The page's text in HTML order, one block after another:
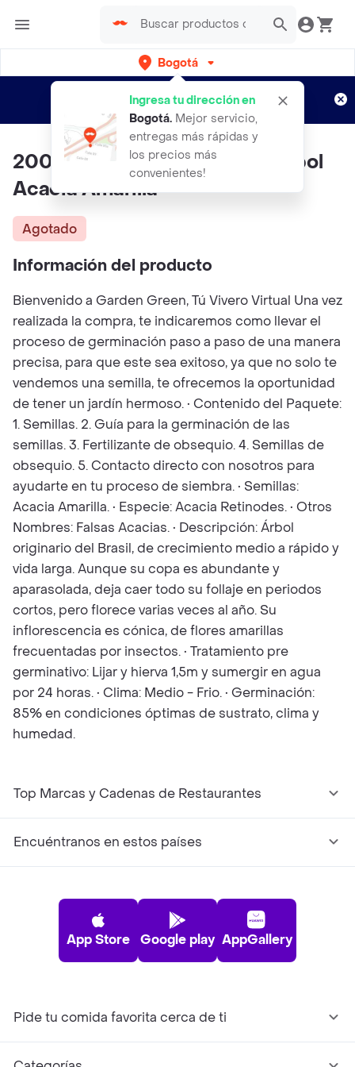
Bogotá
Ingresa tu dirección en
Bogotá. Mejor servicio,
entregas más rápidas y
los precios más
convenientes!
envíos gratis por semanas
Aplican TyC
200 Semillas Orgánicas De Árbol
Acacia Amarilla
Agotado
Información del producto
Bienvenido a Garden Green, Tú Vivero Virtual Una vez
realizada la compra, te indicaremos como llevar el
proceso de germinación paso a paso de una manera
precisa, para que este sea exitoso, ya que no solo te
vendemos una semilla, te ofrecemos la oportunidad
de tener un jardín hermoso. • Contenido del Paquete:
1. Semillas. 2. Guía para la germinación de las
semillas. 3. Fertilizante de obsequio. 4. Semillas de
obsequio. 5. Contacto directo con nosotros para
ayudarte en tu proceso de siembra. • Semillas:
Acacia Amarilla. • Especie: Acacia Retinodes. • Otros
Nombres: Falsas Acacias. • Descripción: Árbol
originario del Brasil, de crecimiento medio a rápido y
vida larga. Aunque su copa es abundante y
aparasolada, deja caer todo su follaje en periodos
cortos, pero florece varias veces al año. Su
inflorescencia es cónica, de flores amarillas
frecuentadas por insectos. • Tratamiento pre
germinativo: Lijar y hierva 1,5m y sumergir en agua
por 24 horas. • Clima: Medio - Frio. • Germinación:
85% en condiciones óptimas de sustrato, clima y
humedad.
Top Marcas y Cadenas de Restaurantes
Encuéntranos en estos países
App Store Google play AppGallery
Pide tu comida favorita cerca de ti